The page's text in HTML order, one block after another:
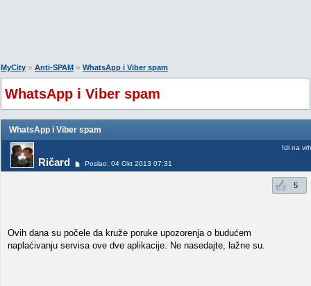
MyCity » Anti-SPAM » WhatsApp i Viber spam
WhatsApp i Viber spam
WhatsApp i Viber spam
Ričard Poslao: 04 Okt 2013 07:31
Idi na vrh
5
Ovih dana su počele da kruže poruke upozorenja o budućem
naplaćivanju servisa ove dve aplikacije. Ne nasedajte, lažne su.